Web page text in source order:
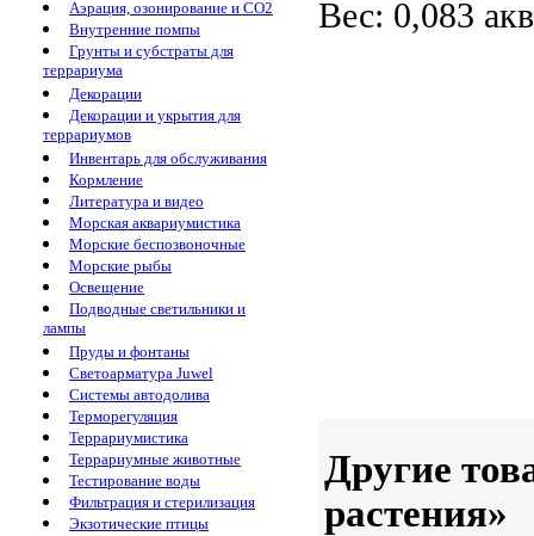
Аэрация, озонирование и CO2
Внутренние помпы
Грунты и субстраты для
террариума
Декорации
Декорации и укрытия для
террариумов
Инвентарь для обслуживания
Кормление
Литература и видео
Морская аквариумистика
Морские беспозвоночные
Морские рыбы
Освещение
Подводные светильники и
лампы
Пруды и фонтаны
Светоарматура Juwel
Системы автодолива
Терморегуляция
Террариумистика
Террариумные животные
Тестирование воды
Фильтрация и стерилизация
Экзотические птицы
Вес: 0,083
Другие
растения»